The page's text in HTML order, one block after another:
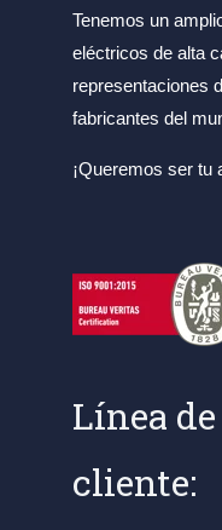
Tenemos un
eléctricos de alta
representaciones
fabricantes del
¡Queremos ser tu
Línea
cliente: